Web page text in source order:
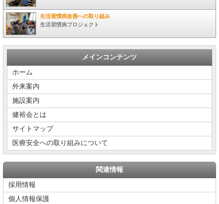
生活習慣病改善への取り組み
生活習慣病プロジェクト
メインコンテンツ
ホーム
外来案内
施設案内
健裕会とは
サイトマップ
医療安全への取り組みについて
関連情報
採用情報
個人情報保護